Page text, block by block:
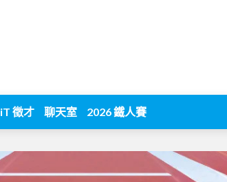
iT 徵才 聊天室 2026 鐵人賽